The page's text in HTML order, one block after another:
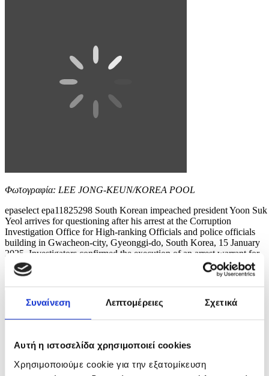
Συναίνεση Λεπτομέρειες Σχετικά
Αυτή η ιστοσελίδα χρησιμοποιεί cookies
Χρησιμοποιούμε cookie για την εξατομίκευση
Φωτογραφία: LEE JONG-KEUN/KOREA POOL
epaselect epa11825298 South Korean impeached president Yoon Suk
Yeol arrives for questioning after his arrest at the Corruption
Investigation Office for High-ranking Officials and police officials
building in Gwacheon-city, Gyeonggi-do, South Korea, 15 January
2025. Investigators confirmed the execution of an arrest warrant for
impeached President Yoon on...
1 / 3